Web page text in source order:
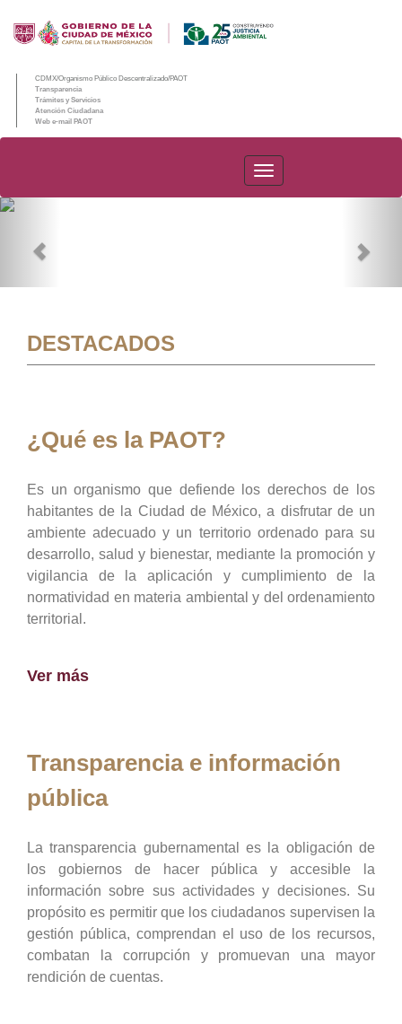
CDMX/Organismo Público Descentralizado/PAOT
Transparencia
Trámites y Servicios
Atención Ciudadana
Web e-mail PAOT
PAOT
DESTACADOS
¿Qué es la PAOT?
Es un organismo que defiende los derechos de los
habitantes de la Ciudad de México, a disfrutar de un
ambiente adecuado y un territorio ordenado para su
desarrollo, salud y bienestar, mediante la promoción y
vigilancia de la aplicación y cumplimiento de la
normatividad en materia ambiental y del ordenamiento
territorial.
Ver más
Transparencia e información
pública
La transparencia gubernamental es la obligación de
los gobiernos de hacer pública y accesible la
información sobre sus actividades y decisiones. Su
propósito es permitir que los ciudadanos supervisen la
gestión pública, comprendan el uso de los recursos,
combatan la corrupción y promuevan una mayor
rendición de cuentas.